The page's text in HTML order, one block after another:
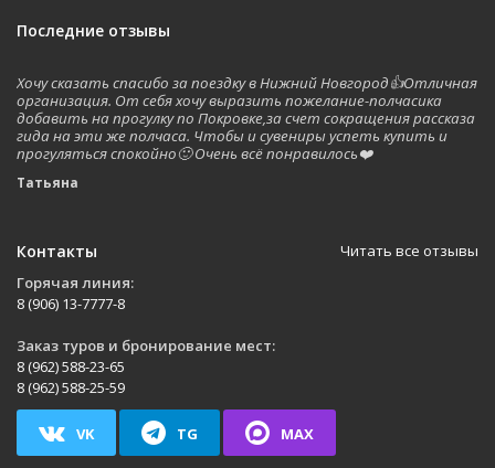
Последние отзывы
Хочу сказать спасибо за поездку в Нижний Новгород👍Отличная
организация. От себя хочу выразить пожелание-полчасика
добавить на прогулку по Покровке,за счет сокращения рассказа
гида на эти же полчаса. Чтобы и сувениры успеть купить и
прогуляться спокойно🙂 Очень всё понравилось❤️
Татьяна
Читать все отзывы
Контакты
Горячая линия:
8 (906) 13-7777-8
Заказ туров и бронирование мест:
8 (962) 588-23-65
8 (962) 588-25-59
VK TG MAX